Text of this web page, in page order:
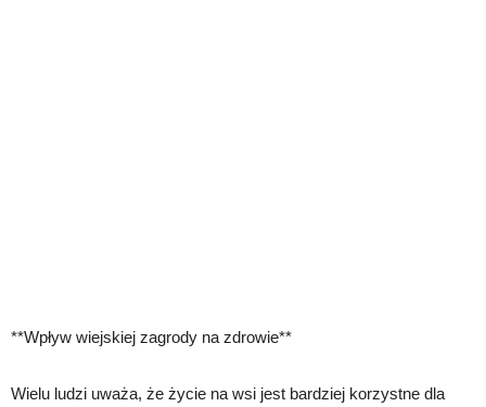
**Wpływ wiejskiej zagrody na zdrowie**
Wielu ludzi uważa, że życie na wsi jest bardziej korzystne dla